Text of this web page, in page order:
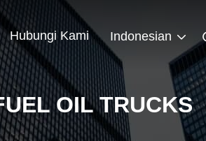
Hubungi Kami Indonesian
OIL TRUCKS